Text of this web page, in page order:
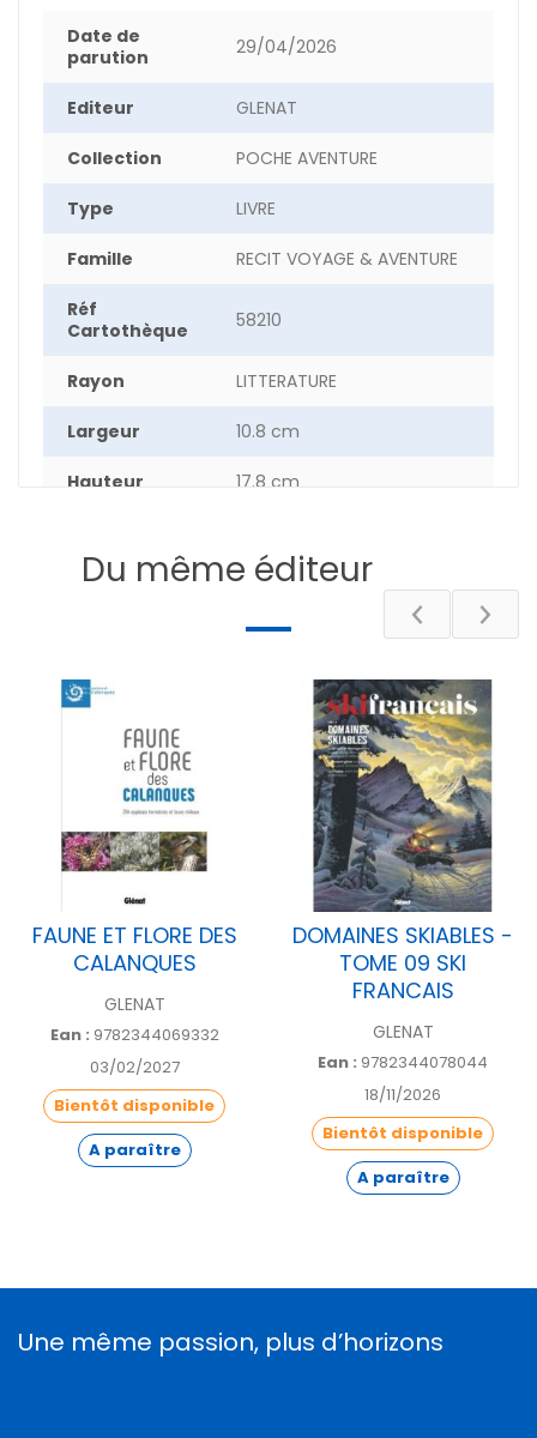
Date de
parution
29/04/2026
Editeur GLENAT
Collection POCHE AVENTURE
Type LIVRE
Famille RECIT VOYAGE & AVENTURE
Réf
Cartothèque
58210
Rayon LITTERATURE
Largeur 10.8 cm
Hauteur 17.8 cm
Poids 19 g
DESCRIPTIF
Du même éditeur
FAUNE ET FLORE DES
CALANQUES
GLENAT
Ean : 9782344069332
03/02/2027
Bientôt disponible
A paraître
DOMAINES SKIABLES -
TOME 09 SKI
FRANCAIS
GLENAT
Ean : 9782344078044
18/11/2026
Bientôt disponible
A paraître
Une même passion, plus d’horizons